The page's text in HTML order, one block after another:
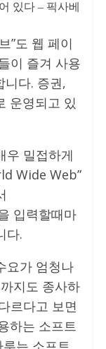
있다 – 픽사베
”도 웹 페이
이 즐겨 사용
니다. 증권,
운영되고 있
우 밀접하게
Wide Web”
입력할때마
다.
요가 엄청나
지도 종사하
르다고 보면
하는 소프트